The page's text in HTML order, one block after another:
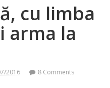
cu limba
arma la
2016 8 Comments